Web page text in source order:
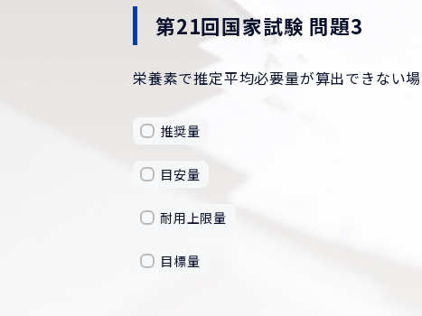
第21回国家試験 問題3
栄養素で推定平均必要量が算出できない
推奨量
目安量
耐用上限量
目標量